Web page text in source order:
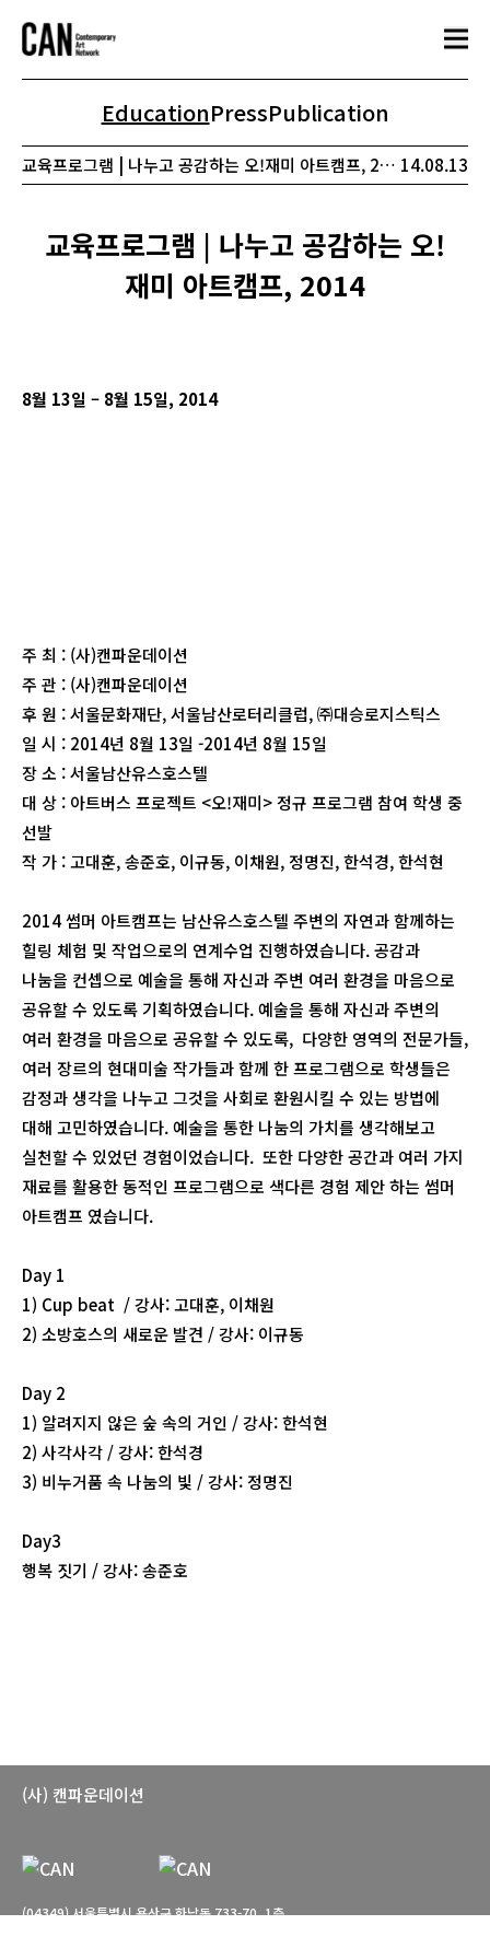
EducationPressPublication
교육프로그램 | 나누고 공감하는 오!재미 아트캠프, 2014 14.08.13
교육프로그램 | 나누고 공감하는 오!
재미 아트캠프, 2014
8월 13일 – 8월 15일, 2014
주 최 : (사)캔파운데이션
주 관 : (사)캔파운데이션
후 원 : 서울문화재단, 서울남산로터리클럽, ㈜대승로지스틱스
일 시 : 2014년 8월 13일 -2014년 8월 15일
장 소 : 서울남산유스호스텔
대 상 : 아트버스 프로젝트 <오!재미> 정규 프로그램 참여 학생 중
선발
작 가 : 고대훈, 송준호, 이규동, 이채원, 정명진, 한석경, 한석현
2014 썸머 아트캠프는 남산유스호스텔 주변의 자연과 함께하는
힐링 체험 및 작업으로의 연계수업 진행하였습니다. 공감과
나눔을 컨셉으로 예술을 통해 자신과 주변 여러 환경을 마음으로
공유할 수 있도록 기획하였습니다. 예술을 통해 자신과 주변의
여러 환경을 마음으로 공유할 수 있도록, 다양한 영역의 전문가들,
여러 장르의 현대미술 작가들과 함께 한 프로그램으로 학생들은
감정과 생각을 나누고 그것을 사회로 환원시킬 수 있는 방법에
대해 고민하였습니다. 예술을 통한 나눔의 가치를 생각해보고
실천할 수 있었던 경험이었습니다. 또한 다양한 공간과 여러 가지
재료를 활용한 동적인 프로그램으로 색다른 경험 제안 하는 썸머
아트캠프 였습니다.
Day 1
1) Cup beat / 강사: 고대훈, 이채원
2) 소방호스의 새로운 발견 / 강사: 이규동
Day 2
1) 알려지지 않은 숲 속의 거인 / 강사: 한석현
2) 사각사각 / 강사: 한석경
3) 비누거품 속 나눔의 빛 / 강사: 정명진
Day3
행복 짓기 / 강사: 송준호
(사) 캔파운데이션
(04349) 서울특별시 용산구 한남동 733-70, 1층